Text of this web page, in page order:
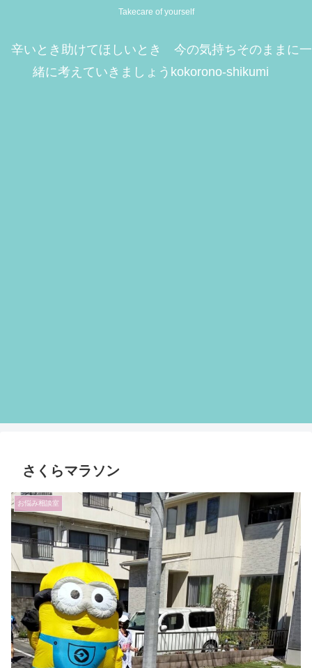
Takecare of yourself
辛いとき助けてほしいとき 今の気持ちそのままに一
緒に考えていきましょうkokorono-shikumi
さくらマラソン
お悩み相談室